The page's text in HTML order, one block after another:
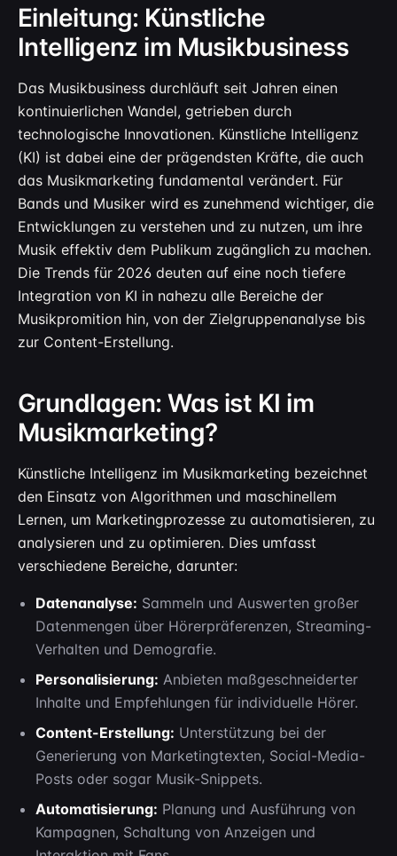
Einleitung: Künstliche
Intelligenz im Musikbusiness
Das Musikbusiness durchläuft seit Jahren einen
kontinuierlichen Wandel, getrieben durch
technologische Innovationen. Künstliche Intelligenz
(KI) ist dabei eine der prägendsten Kräfte, die auch
das Musikmarketing fundamental verändert. Für
Bands und Musiker wird es zunehmend wichtiger, die
Entwicklungen zu verstehen und zu nutzen, um ihre
Musik effektiv dem Publikum zugänglich zu machen.
Die Trends für 2026 deuten auf eine noch tiefere
Integration von KI in nahezu alle Bereiche der
Musikpromition hin, von der Zielgruppenanalyse bis
zur Content-Erstellung.
Grundlagen: Was ist KI im
Musikmarketing?
Künstliche Intelligenz im Musikmarketing bezeichnet
den Einsatz von Algorithmen und maschinellem
Lernen, um Marketingprozesse zu automatisieren, zu
analysieren und zu optimieren. Dies umfasst
verschiedene Bereiche, darunter:
Datenanalyse: Sammeln und Auswerten großer
Datenmengen über Hörerpräferenzen, Streaming-
Verhalten und Demografie.
Personalisierung: Anbieten maßgeschneiderter
Inhalte und Empfehlungen für individuelle Hörer.
Content-Erstellung: Unterstützung bei der
Generierung von Marketingtexten, Social-Media-
Posts oder sogar Musik-Snippets.
Automatisierung: Planung und Ausführung von
Kampagnen, Schaltung von Anzeigen und